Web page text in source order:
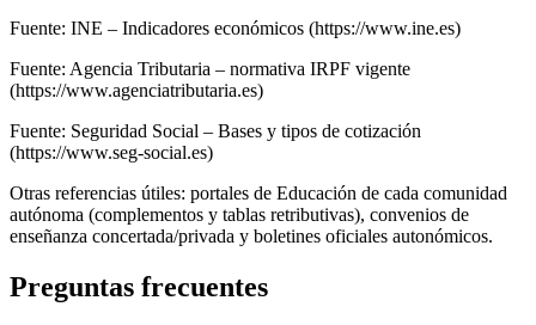
Fuente: INE – Indicadores económicos (https://www.ine.es)
Fuente: Agencia Tributaria – normativa IRPF vigente
(https://www.agenciatributaria.es)
Fuente: Seguridad Social – Bases y tipos de cotización
(https://www.seg-social.es)
Otras referencias útiles: portales de Educación de cada comunidad
autónoma (complementos y tablas retributivas), convenios de
enseñanza concertada/privada y boletines oficiales autonómicos.
Preguntas frecuentes